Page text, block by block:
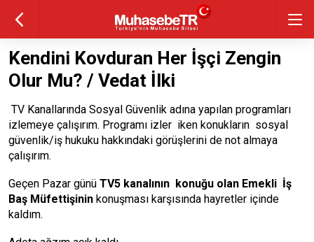
Kendini Kovduran Her İşçi Zengin
Olur Mu? / Vedat İlki
TV Kanallarında Sosyal Güvenlik adına yapılan programları
izlemeye çalışırım. Programı izler iken konukların sosyal
güvenlik/iş hukuku hakkındaki görüşlerini de not almaya
çalışırım.
Geçen Pazar günü TV5 kanalının konuğu olan Emekli İş
Baş Müfettişinin konuşması karşısında hayretler içinde
kaldım.